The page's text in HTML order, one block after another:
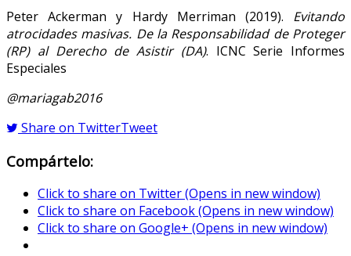
Peter Ackerman y Hardy Merriman (2019). Evitando
atrocidades masivas. De la Responsabilidad de Proteger
(RP) al Derecho de Asistir (DA). ICNC Serie Informes
Especiales
@mariagab2016
Share on TwitterTweet
Compártelo:
Click to share on Twitter (Opens in new window)
Click to share on Facebook (Opens in new window)
Click to share on Google+ (Opens in new window)